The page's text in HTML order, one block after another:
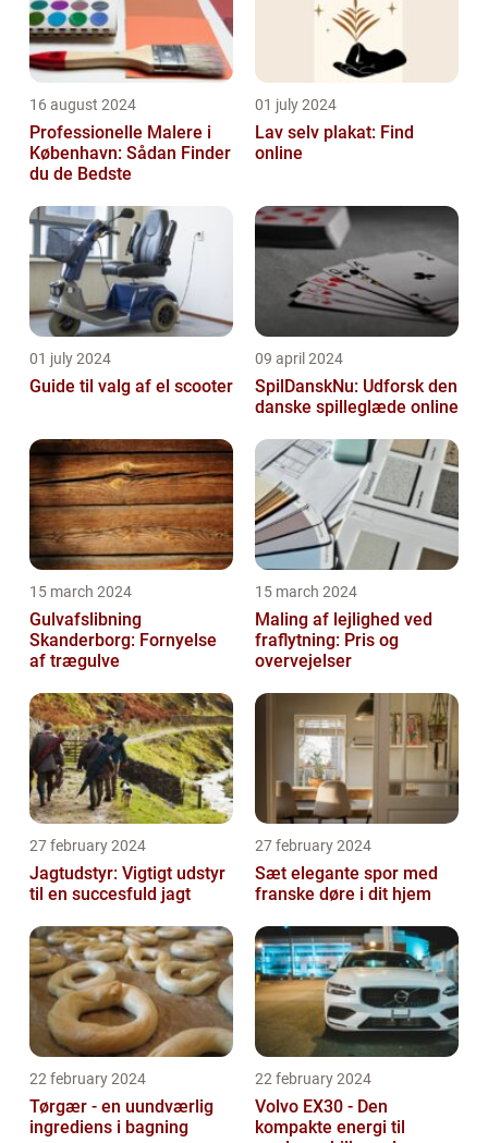
16 august 2024
Professionelle Malere i
København: Sådan Finder
du de Bedste
01 july 2024
Lav selv plakat: Find
online
01 july 2024
Guide til valg af el scooter
09 april 2024
SpilDanskNu: Udforsk den
danske spilleglæde online
15 march 2024
Gulvafslibning
Skanderborg: Fornyelse
af trægulve
15 march 2024
Maling af lejlighed ved
fraflytning: Pris og
overvejelser
27 february 2024
Jagtudstyr: Vigtigt udstyr
til en succesfuld jagt
27 february 2024
Sæt elegante spor med
franske døre i dit hjem
22 february 2024
Tørgær - en uundværlig
ingrediens i bagning
22 february 2024
Volvo EX30 - Den
kompakte energi til